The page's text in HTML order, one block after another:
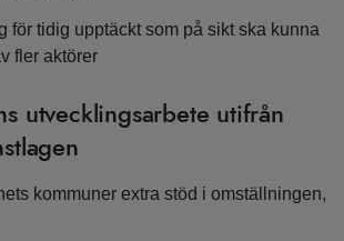
för tidig upptäckt som på sikt ska kunna
fler aktörer
utvecklingsarbete utifrån
kommuner extra stöd i omställningen,